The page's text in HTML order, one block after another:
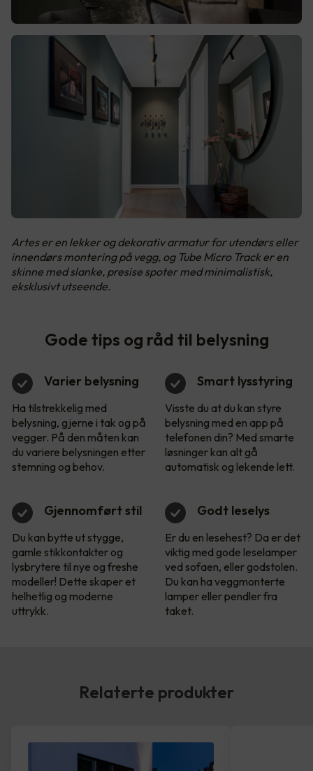
Artes er en lekker og dekorativ armatur for utendørs eller
innendørs montering på vegg, og Tube Micro Track er en
skinne med slanke, presise spoter med minimalistisk,
eksklusivt utseende.
Gode tips og råd til belysning
Varier belysning
Ha tilstrekkelig med
belysning, gjerne i tak og på
vegger. På den måten kan
du variere belysningen etter
stemning og behov.
Smart lysstyring
Visste du at du kan styre
belysning med en app på
telefonen din? Med smarte
løsninger kan alt gå
automatisk og lekende lett.
Gjennomført stil
Du kan bytte ut stygge,
gamle stikkontakter og
lysbrytere til nye og freshe
modeller! Dette skaper et
helhetlig og moderne
uttrykk.
Godt leselys
Er du en lesehest? Da er det
viktig med gode leselamper
ved sofaen, eller godstolen.
Du kan ha veggmonterte
lamper eller pendler fra
taket.
Relaterte produkter